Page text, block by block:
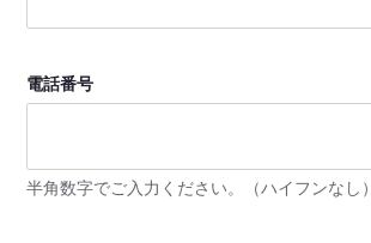
電話番号
半角数字でご入力ください。（ハイフンなし）